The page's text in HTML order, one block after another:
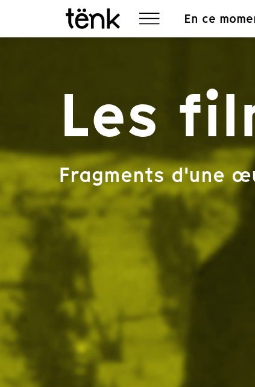
En ce
Les
Fragments d'une